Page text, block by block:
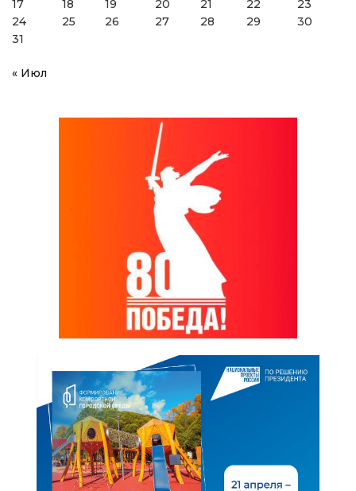
17 18 19 20 21 22
23
24
25 26 27 28 29
30
31
« Июл